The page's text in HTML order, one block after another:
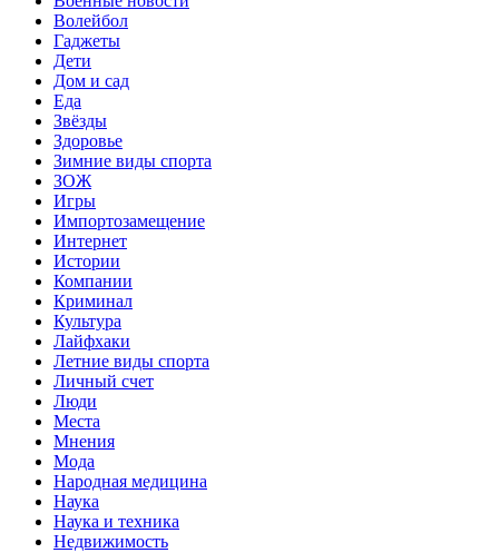
Волейбол
Гаджеты
Дети
Дом и сад
Еда
Звёзды
Здоровье
Зимние виды спорта
ЗОЖ
Игры
Импортозамещение
Интернет
Истории
Компании
Криминал
Культура
Лайфхаки
Летние виды спорта
Личный счет
Люди
Места
Мнения
Мода
Народная медицина
Наука
Наука и техника
Недвижимость